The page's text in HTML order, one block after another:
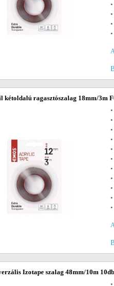
kétoldalú ragasztószalag 18mm/3m
Izotape szalag 48mm/10m